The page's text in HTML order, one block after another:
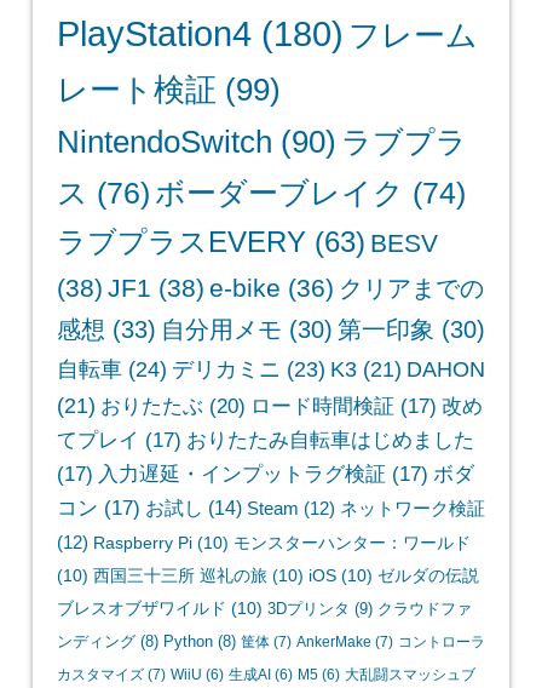
PlayStation4(180) フレーム
レート検証 (99)
NintendoSwitch (90) ラブプラ
ス (76) ボーダーブレイク (74)
ラブプラスEVERY(63) BESV
(38) JF1 (38) e-bike (36) クリアまでの
感想 (33) 自分用メモ (30) 第一印象 (30)
自転車(24) デリカミニ (23) K3(21) DAHON
(21) おりたたぶ (20) ロード時間検証 (17) 改め
てプレイ (17) おりたたみ自転車はじめました
(17) 入力遅延・インプットラグ検証 (17) ボダ
コン (17) お試し (14) Steam (12) ネットワーク検証
(12) Raspberry Pi(10) モンスターハンター：ワールド
(10) 西国三十三所 巡礼の旅(10) iOS(10) ゼルダの伝説
ブレスオブザワイルド (10) 3Dプリンタ (9) クラウドファ
ンディング(8) Python(8) 筐体(7) AnkerMake (7) コントローラ
カスタマイズ(7) WiiU (6) 生成AI (6) M5(6) 大乱闘スマッシュブ